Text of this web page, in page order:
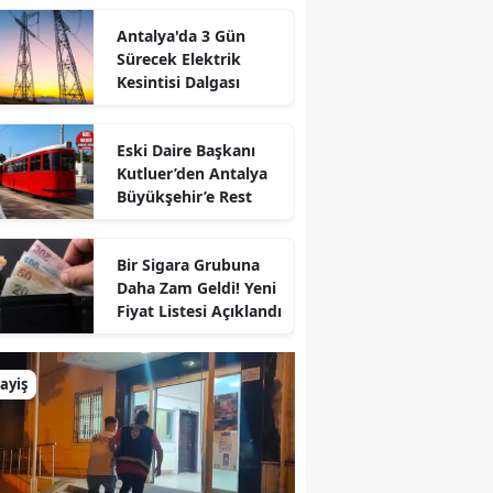
Antalya'da 3 Gün
Sürecek Elektrik
Kesintisi Dalgası
Eski Daire Başkanı
Kutluer’den Antalya
Büyükşehir’e Rest
Bir Sigara Grubuna
Daha Zam Geldi! Yeni
Fiyat Listesi Açıklandı